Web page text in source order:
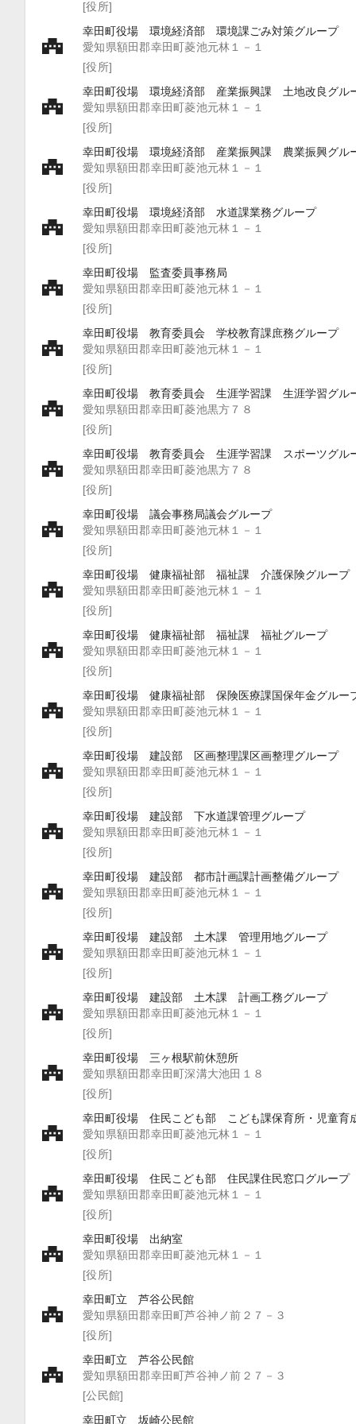
[役所]
幸田町役場 環境経済部 環境課ごみ対策グループ
愛知県額田郡幸田町菱池元林１－１
[役所]
幸田町役場 環境経済部 産業振興課 土地改良グル
愛知県額田郡幸田町菱池元林１－１
[役所]
幸田町役場 環境経済部 産業振興課 農業振興グル
愛知県額田郡幸田町菱池元林１－１
[役所]
幸田町役場 環境経済部 水道課業務グループ
愛知県額田郡幸田町菱池元林１－１
[役所]
幸田町役場 監査委員事務局
愛知県額田郡幸田町菱池元林１－１
[役所]
幸田町役場 教育委員会 学校教育課庶務グループ
愛知県額田郡幸田町菱池元林１－１
[役所]
幸田町役場 教育委員会 生涯学習課 生涯学習グル
愛知県額田郡幸田町菱池黒方７８
[役所]
幸田町役場 教育委員会 生涯学習課 スポーツグル
愛知県額田郡幸田町菱池黒方７８
[役所]
幸田町役場 議会事務局議会グループ
愛知県額田郡幸田町菱池元林１－１
[役所]
幸田町役場 健康福祉部 福祉課 介護保険グループ
愛知県額田郡幸田町菱池元林１－１
[役所]
幸田町役場 健康福祉部 福祉課 福祉グループ
愛知県額田郡幸田町菱池元林１－１
[役所]
幸田町役場 健康福祉部 保険医療課国保年金グルー
愛知県額田郡幸田町菱池元林１－１
[役所]
幸田町役場 建設部 区画整理課区画整理グループ
愛知県額田郡幸田町菱池元林１－１
[役所]
幸田町役場 建設部 下水道課管理グループ
愛知県額田郡幸田町菱池元林１－１
[役所]
幸田町役場 建設部 都市計画課計画整備グループ
愛知県額田郡幸田町菱池元林１－１
[役所]
幸田町役場 建設部 土木課 管理用地グループ
愛知県額田郡幸田町菱池元林１－１
[役所]
幸田町役場 建設部 土木課 計画工務グループ
愛知県額田郡幸田町菱池元林１－１
[役所]
幸田町役場 三ヶ根駅前休憩所
愛知県額田郡幸田町深溝大池田１８
[役所]
幸田町役場 住民こども部 こども課保育所・児童育
愛知県額田郡幸田町菱池元林１－１
[役所]
幸田町役場 住民こども部 住民課住民窓口グループ
愛知県額田郡幸田町菱池元林１－１
[役所]
幸田町役場 出納室
愛知県額田郡幸田町菱池元林１－１
[役所]
幸田町立 芦谷公民館
愛知県額田郡幸田町芦谷神ノ前２７－３
[役所]
幸田町立 芦谷公民館
愛知県額田郡幸田町芦谷神ノ前２７－３
[公民館]
幸田町立 坂崎公民館